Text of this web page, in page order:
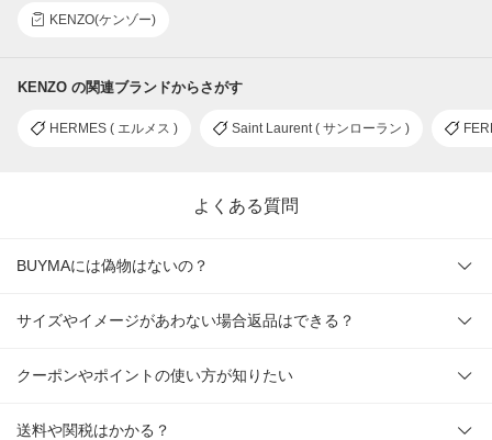
KENZO(ケンゾー)
KENZO の関連ブランドからさがす
HERMES ( エルメス ) Saint Laurent ( サンローラン )
よくある質問
BUYMAには偽物はないの？
サイズやイメージがあわない場合返品はできる？
クーポンやポイントの使い方が知りたい
送料や関税はかかる？